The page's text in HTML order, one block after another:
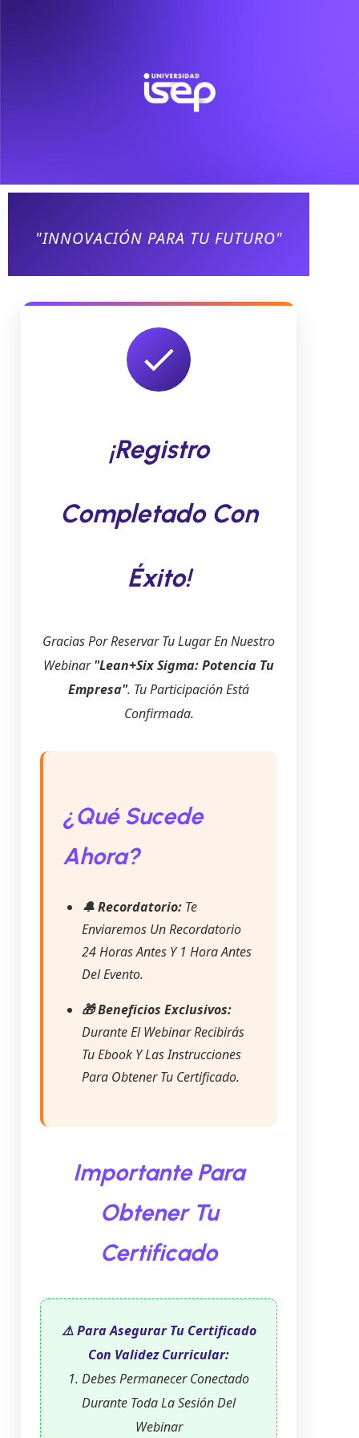
"INNOVACIÓN PARA TU FUTURO"
¡Registro
Completado Con
Éxito!
Gracias Por Reservar Tu Lugar En Nuestro
Webinar"Lean+Six Sigma: Potencia Tu
Empresa". Tu Participación Está
Confirmada.
¿Qué Sucede
Ahora?
🔔 Recordatorio: Te
Enviaremos Un Recordatorio
24 Horas Antes Y 1 Hora Antes
Del Evento.
🎁 Beneficios Exclusivos:
Durante El Webinar Recibirás
Tu Ebook Y Las Instrucciones
Para Obtener Tu Certificado.
Importante Para
Obtener Tu
Certificado
⚠️ Para Asegurar Tu Certificado
Con Validez Curricular:
1. Debes Permanecer Conectado
Durante Toda La Sesión Del
Webinar